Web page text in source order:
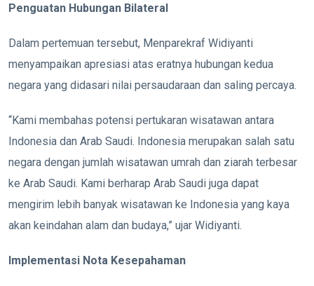
Penguatan Hubungan Bilateral
Dalam pertemuan tersebut, Menparekraf Widiyanti
menyampaikan apresiasi atas eratnya hubungan kedua
negara yang didasari nilai persaudaraan dan saling percaya.
“Kami membahas potensi pertukaran wisatawan antara
Indonesia dan Arab Saudi. Indonesia merupakan salah satu
negara dengan jumlah wisatawan umrah dan ziarah terbesar
ke Arab Saudi. Kami berharap Arab Saudi juga dapat
mengirim lebih banyak wisatawan ke Indonesia yang kaya
akan keindahan alam dan budaya,” ujar Widiyanti.
Implementasi Nota Kesepahaman